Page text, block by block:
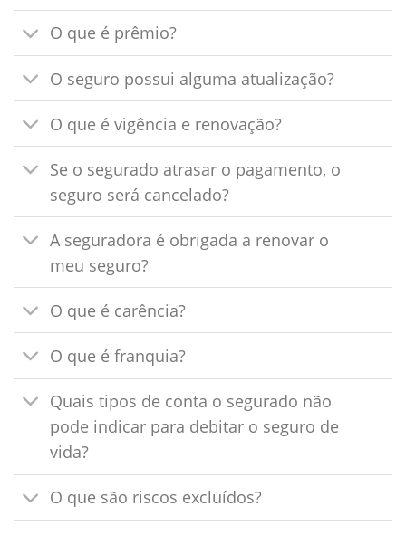
O que é prêmio?
O seguro possui alguma atualização?
O que é vigência e renovação?
Se o segurado atrasar o pagamento, o
seguro será cancelado?
A seguradora é obrigada a renovar o
meu seguro?
O que é carência?
O que é franquia?
Quais tipos de conta o segurado não
pode indicar para debitar o seguro de
vida?
O que são riscos excluídos?